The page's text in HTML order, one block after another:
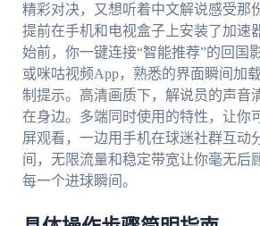
精彩对决，又想听着中文解说感受那
提前在手机和电视盒子上安装了加速
始前，你一键连接“智能推荐”的回国
或咪咕视频App，熟悉的界面瞬间加
制提示。高清画质下，解说员的声音
在身边。多端同时使用的特性，让你
屏观看，一边用手机在球迷社群互动
间，无限流量和稳定带宽让你毫无后
每一个进球瞬间。